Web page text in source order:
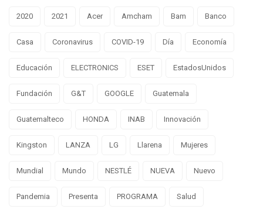
2020 2021 Acer Amcham Bam Banco
Casa Coronavirus COVID-19 Día Economía
Educación ELECTRONICS ESET EstadosUnidos
Fundación G&T GOOGLE Guatemala
Guatemalteco HONDA INAB Innovación
Kingston LANZA LG Llarena Mujeres
Mundial Mundo NESTLÉ NUEVA Nuevo
Pandemia Presenta PROGRAMA Salud